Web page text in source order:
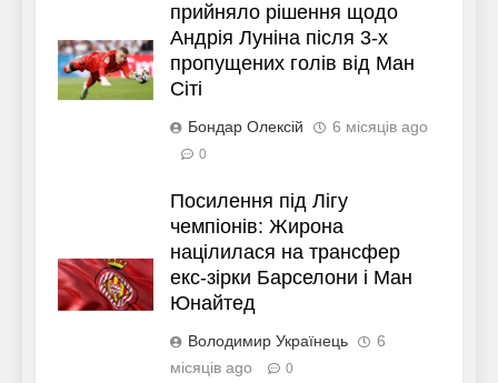
прийняло рішення щодо
Андрія Луніна після 3-х
пропущених голів від Ман
Сіті
Бондар Олексій 6 місяців ago
0
Посилення під Лігу
чемпіонів: Жирона
націлилася на трансфер
екс-зірки Барселони і Ман
Юнайтед
Володимир Українець
6
місяців ago
0